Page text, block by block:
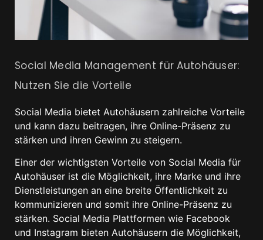
Social Media Management für Autohäuser:
Nutzen Sie die Vorteile
Social Media bietet Autohäusern zahlreiche Vorteile
und kann dazu beitragen, ihre Online-Präsenz zu
stärken und ihren Gewinn zu steigern.
Einer der wichtigsten Vorteile von Social Media für
Autohäuser ist die Möglichkeit, ihre Marke und ihre
Dienstleistungen an eine breite Öffentlichkeit zu
kommunizieren und somit ihre Online-Präsenz zu
stärken. Social Media Plattformen wie Facebook
und Instagram bieten Autohäusern die Möglichkeit,